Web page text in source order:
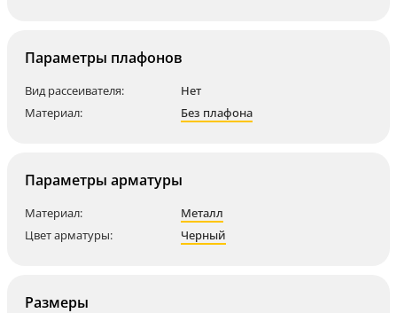
Параметры плафонов
Вид рассеивателя:
Нет
Материал:
Без плафона
Параметры арматуры
Материал:
Металл
Цвет арматуры:
Черный
Размеры